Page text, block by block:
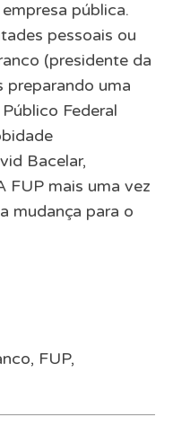
pública.
pessoais ou
(presidente da
preparando uma
Federal
Bacelar,
FUP mais uma vez
mudança para o
, FUP,